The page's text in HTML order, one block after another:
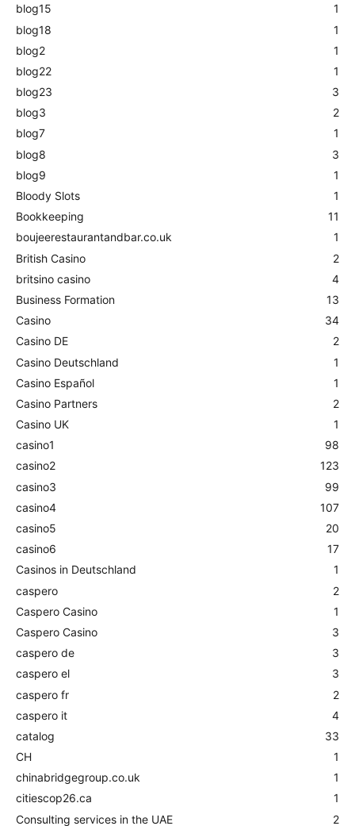
blog15
1
blog18
1
blog2
1
blog22
1
blog23
3
blog3
2
blog7
1
blog8
3
blog9
1
Bloody Slots
1
Bookkeeping
11
boujeerestaurantandbar.co.uk
1
British Casino
2
britsino casino
4
Business Formation
13
Casino
34
Casino DE
2
Casino Deutschland
1
Casino Español
1
Casino Partners
2
Casino UK
1
casino1
98
casino2
123
casino3
99
casino4
107
casino5
20
casino6
17
Casinos in Deutschland
1
caspero
2
Caspero Casino
1
Caspero Casino
3
caspero de
3
caspero el
3
caspero fr
2
caspero it
4
catalog
33
CH
1
chinabridgegroup.co.uk
1
citiescop26.ca
1
Consulting services in the UAE
2